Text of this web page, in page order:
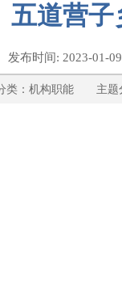
五道营子
发布时间: 2023-
类：机构职能 主题